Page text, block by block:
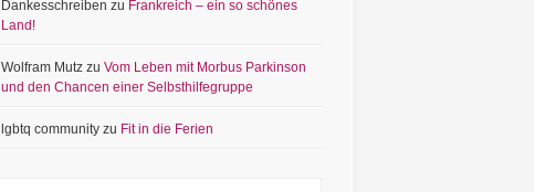
Dankesschreiben zu Frankreich – ein so schönes
Land!
Wolfram Mutz zu Vom Leben mit Morbus Parkinson
und den Chancen einer Selbsthilfegruppe
lgbtq community zu Fit in die Ferien